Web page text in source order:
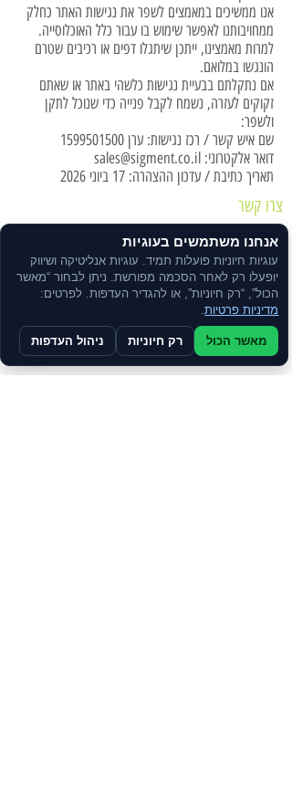
אנו ממשיכים במאמצים לשפר את נגישות האתר כחלק
ממחויבותנו לאפשר שימוש בו עבור כלל האוכלוסייה.
למרות מאמצינו, ייתכן שיתגלו דפים או רכיבים שטרם
הונגשו במלואם.
אם נתקלתם בבעיית נגישות כלשהי באתר או שאתם
זקוקים לעזרה, נשמח לקבל פנייה כדי שנוכל לתקן
ולשפר:
שם איש קשר / רכז נגישות: ערן 1599501500
דואר אלקטרוני: sales@sigment.co.il
תאריך כתיבת / עדכון ההצהרה: 17 ביוני 2026
צרו קשר
הרשמו לקבלת עדכונים, מבצעים והטבות שוות.
מדיניות הפרטיות
הצהרת נגישות
תקנון האתר
אנחנו משתמשים בעוגיות
עוגיות חיוניות פועלות תמיד. עוגיות אנליטיקה ושיווק
יופעלו רק לאחר הסכמה מפורשת. ניתן לבחור “מאשר
הכול”, “רק חיוניות”, או להגדיר העדפות. לפרטים:
מדיניות פרטיות.
מאשר הכול רק חיוניות ניהול העדפות